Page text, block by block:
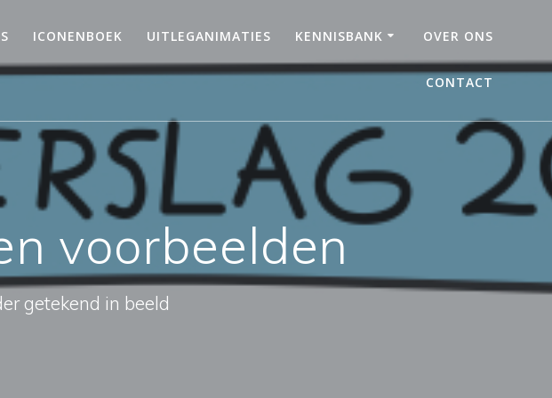
ICONENBOEK UITLEGANIMATIES KENNISBANK OVER ONS
CONTACT
voorbeelden
getekend in beeld